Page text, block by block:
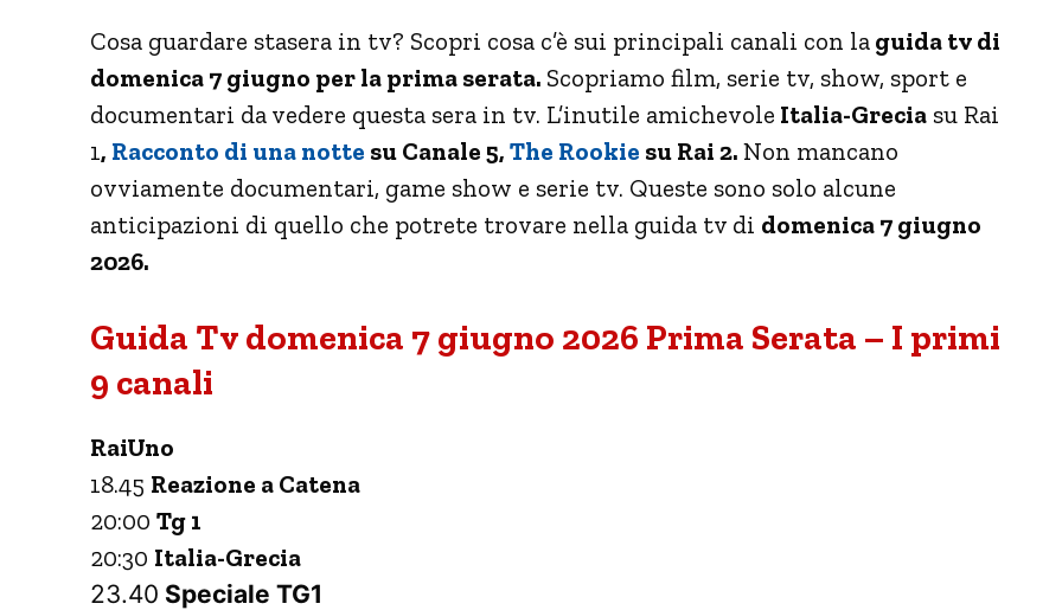
Cosa guardare stasera in tv? Scopri cosa c’è sui principali canali con la guida tv di
domenica 7 giugno per la prima serata. Scopriamo film, serie tv, show, sport e
documentari da vedere questa sera in tv. L’inutile amichevole Italia-Grecia su Rai
1, Racconto di una notte su Canale 5, The Rookie su Rai 2. Non mancano
ovviamente documentari, game show e serie tv. Queste sono solo alcune
anticipazioni di quello che potrete trovare nella guida tv di domenica 7 giugno
2026.
Guida Tv domenica 7 giugno 2026 Prima Serata – I primi
9 canali
RaiUno
18.45 Reazione a Catena
20:00 Tg 1
20:30 Italia-Grecia
23.40 Speciale TG1